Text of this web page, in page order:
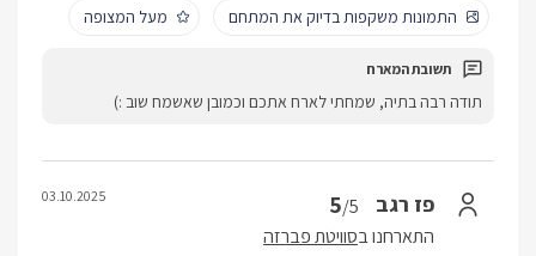
התמונות משקפות בדיוק את המתחם
מעל המצופה
תודה רבה בתיה, שמחתי לארח אתכם וכמובן שאשמח שוב :)
פז רגב 5/5
התארחנו בסוויטת פברזה
03.10.2025